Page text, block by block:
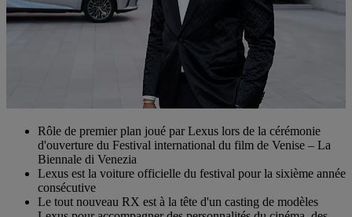
Rôle de premier plan joué par Lexus lors de la cérémonie
d'ouverture du Festival international du film de Venise – La
Biennale di Venezia
Lexus est la voiture officielle du festival pour la sixième année
consécutive
Le tout nouveau RX est à la tête d'un casting de modèles